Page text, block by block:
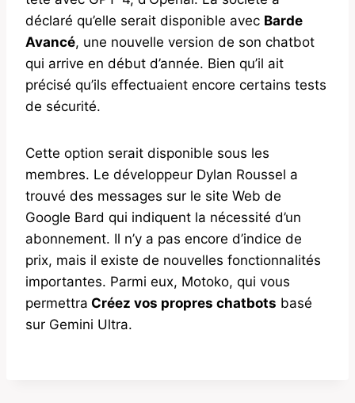
déclaré qu’elle serait disponible avec Barde
Avancé, une nouvelle version de son chatbot
qui arrive en début d’année. Bien qu’il ait
précisé qu’ils effectuaient encore certains tests
de sécurité.
Cette option serait disponible sous les
membres. Le développeur Dylan Roussel a
trouvé des messages sur le site Web de
Google Bard qui indiquent la nécessité d’un
abonnement. Il n’y a pas encore d’indice de
prix, mais il existe de nouvelles fonctionnalités
importantes. Parmi eux, Motoko, qui vous
permettra Créez vos propres chatbots basé
sur Gemini Ultra.